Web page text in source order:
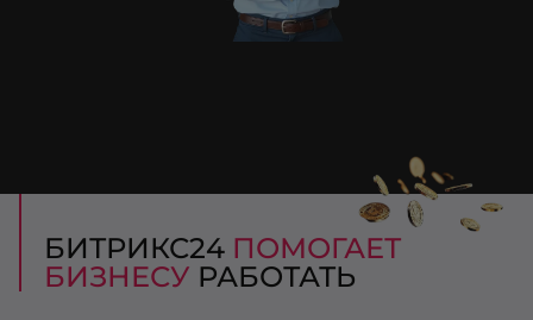
БИТРИКС24 ПОМОГАЕТ
БИЗНЕСУ РАБОТАТЬ